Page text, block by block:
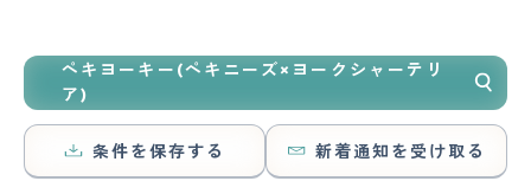
ペキヨーキー(ペキニーズ×ヨークシャーテリ
ア)
条件を保存する 新着通知を受け取る